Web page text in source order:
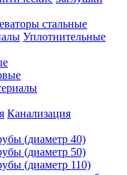
стальные
Уплотнительные
Канализация
(диаметр 40)
(диаметр 50)
(диаметр 110)